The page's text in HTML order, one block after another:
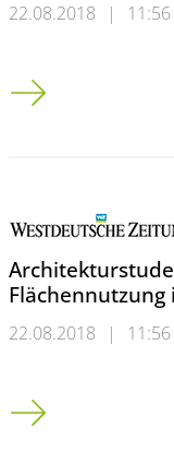
22.08.2018 |
Der Herr der Akten
22.08.2018 |